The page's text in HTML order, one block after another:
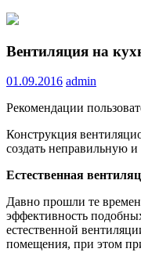
Вентиляция на
01.09.2016 admin
Рекомендации
Конструкция
создать неправильную
Естественная
Давно прошли те
эффективность
естественной
помещения, при этом